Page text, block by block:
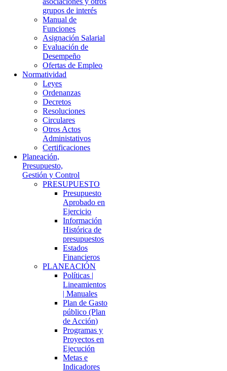
grupos de interés
Manual de
Funciones
Asignación Salarial
Evaluación de
Desempeño
Ofertas de Empleo
Normatividad
Leyes
Ordenanzas
Decretos
Resoluciones
Circulares
Otros Actos
Administativos
Certificaciones
Planeación,
Presupuesto,
Gestión y Control
PRESUPUESTO
Presupuesto
Aprobado en
Ejercicio
Información
Histórica de
presupuestos
Estados
Financieros
PLANEACIÓN
Políticas |
Lineamientos
| Manuales
Plan de Gasto
público (Plan
de Acción)
Programas y
Proyectos en
Ejecución
Metas e
Indicadores